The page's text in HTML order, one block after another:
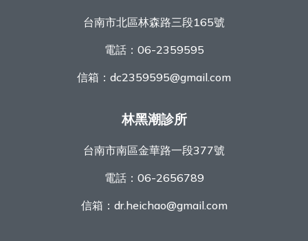
台南市北區林森路三段165號
電話： 06-2359595
信箱： dc2359595@gmail.com
林黑潮診所
台南市南區金華路一段377號
電話： 06-2656789
信箱： dr.heichao@gmail.com